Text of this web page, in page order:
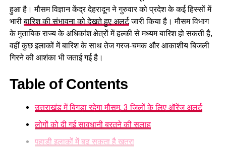
हुआ है। मौसम विज्ञान केंद्र देहरादून ने गुरुवार को प्रदेश के कई हिस्सों में
भारीबारिश की संभावना को देखते हुए अलर्टजारी किया है। मौसम विभाग
के मुताबिक राज्य के अधिकांश क्षेत्रों में हल्की से मध्यम बारिश हो सकती है,
वहीं कुछ इलाकों में बारिश के साथ तेज गरज-चमक और आकाशीय बिजली
गिरने की आशंका भी जताई गई है।
Table of Contents
उत्तराखंड में बिगड़ा रहेगा मौसम, 3 जिलों के लिए ऑरेंज अलर्ट
लोगों को दी गई सावधानी बरतने की सलाह
पहाड़ी इलाकों में बढ़ सकता है खतरा